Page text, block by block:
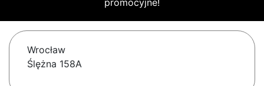
promocyjne!
Wrocław
Ślężna 158A